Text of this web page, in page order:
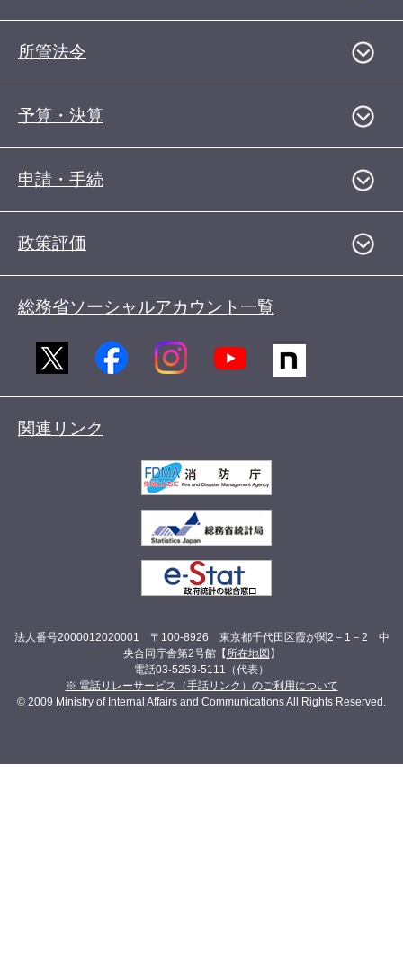
所管法令
予算・決算
申請・手続
政策評価
総務省ソーシャルアカウント一覧
関連リンク
法人番号2000012020001 〒100-8926 東京都千代田区霞が関2－1－2 中
央合同庁舎第2号館【 所在地図 】
電話03-5253-5111（代表）
※ 電話リレーサービス（手話リンク）のご利用について
© 2009 Ministry of Internal Affairs and Communications All Rights Reserved.